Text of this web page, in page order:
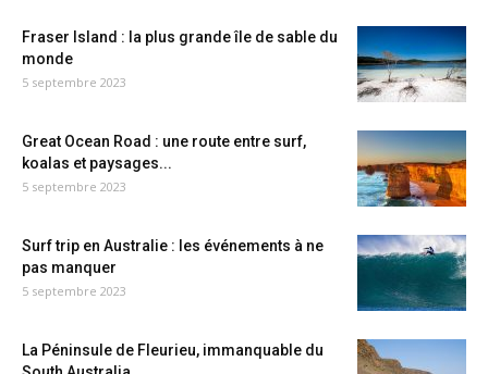
Fraser Island : la plus grande île de sable du
monde
5 septembre 2023
Great Ocean Road : une route entre surf,
koalas et paysages...
5 septembre 2023
Surf trip en Australie : les événements à ne
pas manquer
5 septembre 2023
La Péninsule de Fleurieu, immanquable du